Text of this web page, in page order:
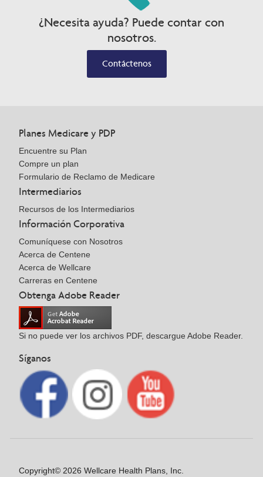
¿Necesita ayuda? Puede contar con
nosotros.
Contáctenos
Planes Medicare y PDP
Encuentre su Plan
Compre un plan
Formulario de Reclamo de Medicare
Intermediarios
Recursos de los Intermediarios
Información Corporativa
Comuníquese con Nosotros
Acerca de Centene
Acerca de Wellcare
Carreras en Centene
Obtenga Adobe Reader
Si no puede ver los archivos PDF, descargue Adobe Reader.
Síganos
Copyright© 2026 Wellcare Health Plans, Inc.